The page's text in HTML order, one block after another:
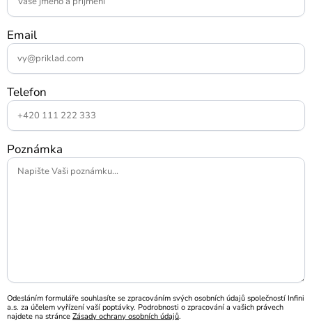
Email
Telefon
Poznámka
Odesláním formuláře souhlasíte se zpracováním svých osobních údajů společností Infini
a.s. za účelem vyřízení vaší poptávky. Podrobnosti o zpracování a vašich právech
najdete na stránce Zásady ochrany osobních údajů.